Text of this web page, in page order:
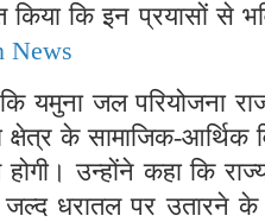
किया कि इन प्रयासों
News
यमुना जल परियोजना
क्षेत्र के सामाजिक-
होगी। उन्होंने कहा कि
धरातल पर उतारने के